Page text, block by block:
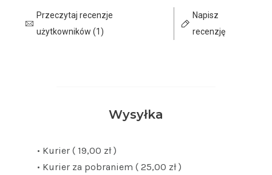
Przeczytaj recenzje
użytkowników (1)
Napisz
recenzję
Wysyłka
• Kurier ( 19,00 zł )
• Kurier za pobraniem ( 25,00 zł )